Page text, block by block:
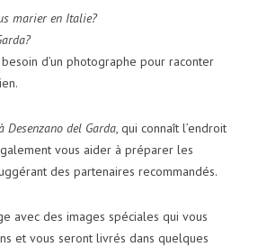
marier en Italie?
d’un photographe pour raconter
Desenzano del Garda, qui connaît l’endroit
vous aider à préparer les
des partenaires recommandés.
avec des images spéciales qui vous
et vous seront livrés dans quelques